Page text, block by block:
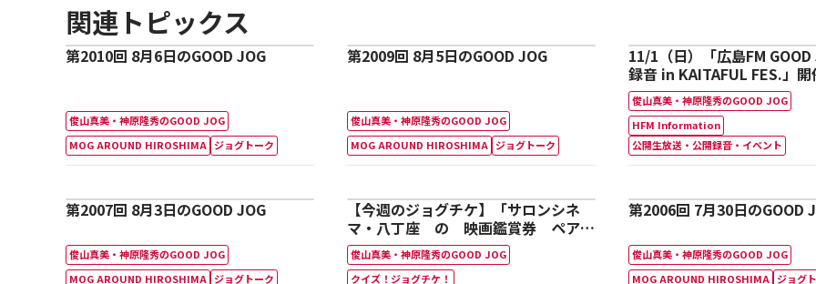
関連トピックス
第2010回 8月6日のGOOD JOG
俊山真美・神原隆秀のGOOD JOG
MOG AROUND HIROSHIMA ジョグトーク
第2009回 8月5日のGOOD JOG
俊山真美・神原隆秀のGOOD JOG
MOG AROUND HIROSHIMA ジョグトーク
11/1（日）「広島FM
録音 in KAITAFUL FES.」開
俊山真美・神原隆秀のGOOD JOG
HFM Information
公開生放送・公開録音・イベント
第2007回 8月3日のGOOD JOG
俊山真美・神原隆秀のGOOD JOG
MOG AROUND HIROSHIMA ジョグトーク
【今週のジョグチケ】「サロンシネ
マ・八丁座 の 映画鑑賞券 ペア1
組」！！
俊山真美・神原隆秀のGOOD JOG
クイズ！ジョグチケ！
第2006回 7月30日のGOOD
俊山真美・神原隆秀のGOOD JOG
MOG AROUND HIROSHIMA ジョグ